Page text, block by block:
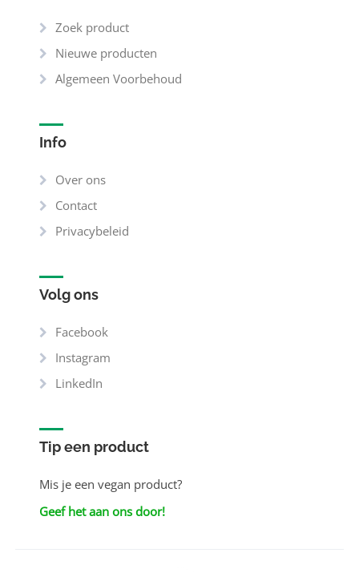
Zoek product
Nieuwe producten
Algemeen Voorbehoud
Info
Over ons
Contact
Privacybeleid
Volg ons
Facebook
Instagram
LinkedIn
Tip een product
Mis je een vegan product?
Geef het aan ons door!